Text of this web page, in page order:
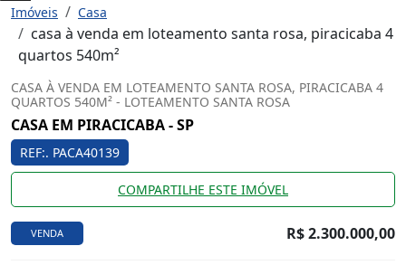
Imóveis Casa
casa à venda em loteamento santa rosa, piracicaba 4
quartos 540m²
CASA À VENDA EM LOTEAMENTO SANTA ROSA, PIRACICABA 4
QUARTOS 540M² - LOTEAMENTO SANTA ROSA
CASA EM PIRACICABA - SP
REF:. PACA40139
COMPARTILHE ESTE IMÓVEL
VENDA R$ 2.300.000,00